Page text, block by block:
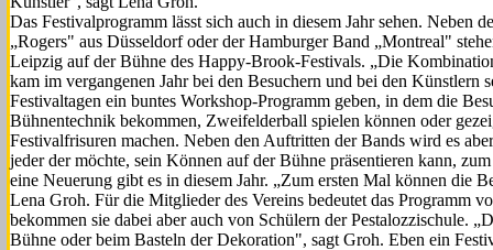
Das Festivalprogramm lässt sich auch in diesem Jahr sehen. Neben
„Rogers" aus Düsseldorf oder der Hamburger Band „Montreal"
Leipzig auf der Bühne des Happy-Brook-Festivals. „Die
kam im ver­gangenen Jahr bei den Besuchern und bei den Künstlern
Festivaltagen ein buntes Workshop-Programm geben, in dem die
Bühnentechnik bekom­men, Zweifelderball spielen können oder
Festivalfrisuren machen. Neben den Auftritten der Bands wird es
jeder der möchte, sein Können auf der Bühne präsentieren kann,
eine Neuerung gibt es in diesem Jahr. „Zum ersten Mal können die
Lena Groh. Für die Mitglieder des Vereins bedeutet das Programm
bekommen sie dabei aber auch von Schülern der Pestalozzischule.
Büh­ne oder beim Basteln der Dekorati­on", sagt Groh. Eben ein